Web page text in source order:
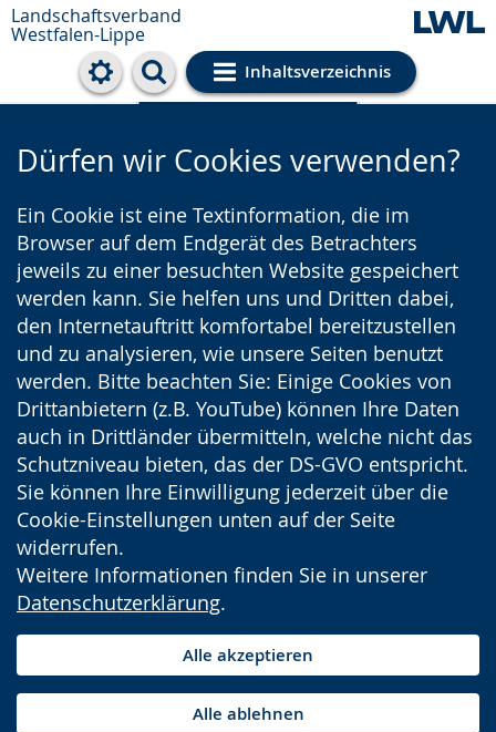
Landschaftsverband
Westfalen-Lippe
Inhaltsverzeichnis
Cookie-Einstellungen
Dürfen wir Cookies verwenden?
Ein Cookie ist eine Textinformation, die im
Browser auf dem Endgerät des Betrachters
jeweils zu einer besuchten Website gespeichert
werden kann. Sie helfen uns und Dritten dabei,
den Internetauftritt komfortabel bereitzustellen
und zu analysieren, wie unsere Seiten benutzt
werden. Bitte beachten Sie: Einige Cookies von
Drittanbietern (z.B. YouTube) können Ihre Daten
auch in Drittländer übermitteln, welche nicht das
Schutzniveau bieten, das der DS-GVO entspricht.
Sie können Ihre Einwilligung jederzeit über die
Cookie-Einstellungen unten auf der Seite
widerrufen.
Weitere Informationen finden Sie in unserer
Datenschutzerklärung.
Alle akzeptieren
Alle ablehnen